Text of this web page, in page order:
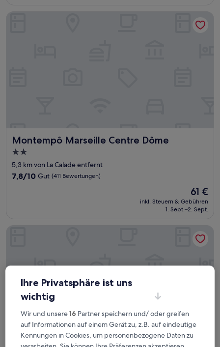
Bewertungen)
Montempô Marseille Centre Dôme
Montempô Marseille Centre Dôme
2.0-
Sterne-
Unterkunft
5,3 km von La Calade entfernt
7.8
7,8/10 Gut (411 Bewertungen)
Der
Preis
beträgt
61 €
inkl. Steuern & Gebühren
1. Sept.–2. Sept.
Montempô Marseille Centre Dôme
Ihre Privatsphäre ist uns
wichtig
Wir und unsere16 Partner speichern und/ oder greifen
auf Informationen auf einem Gerät zu, z.B. auf eindeutige
Kennungen in Cookies, um personenbezogene Daten zu